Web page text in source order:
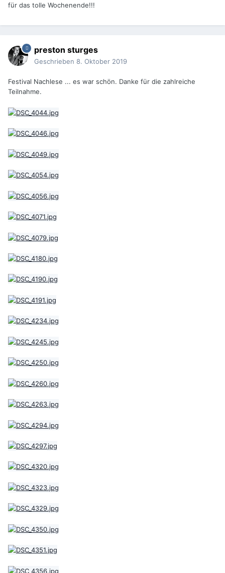
für das tolle Wochenende!!!
preston sturges
Geschrieben 8. Oktober 2019
Festival Nachlese ... es war schön. Danke für die zahlreiche
Teilnahme.